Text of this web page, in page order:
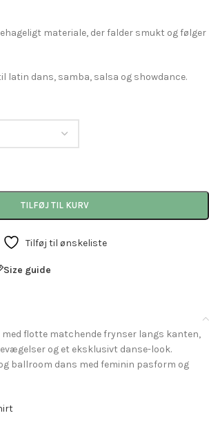
materiale, der falder smukt og følger
latin dans, samba, salsa og showdance.
TILFØJ TIL KURV
Tilføj til ønskeliste
Size guide
med flotte matchende frynser langs kanten,
og et eksklusivt danse-look.
ballroom dans med feminin pasform og